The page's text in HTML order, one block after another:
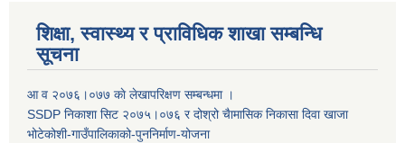
शिक्षा, स्वास्थ्य र प्राविधिक शाखा सम्बन्धि
सूचना
आ व २०७६।०७७ काे लेखापरिक्षण सम्बन्धमा ।
SSDP निकाशा सिट २०७५।०७६ र दोश्रो चैामासिक निकासा दिवा खाजा
भोटेकोशी-गाउँपालिकाको-पुननिर्माण-योजना